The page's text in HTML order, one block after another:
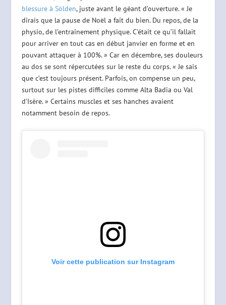
blessure à Sölden, juste avant le géant d’ouverture. « Je
dirais que la pause de Noël a fait du bien. Du repos, de la
physio, de l’entraînement physique. C’était ce qu’il fallait
pour arriver en tout cas en début janvier en forme et en
pouvant attaquer à 100%. » Car en décembre, ses douleurs
au dos se sont répercutées sur le reste du corps. « Je sais
que c’est toujours présent. Parfois, on compense un peu,
surtout sur les pistes difficiles comme Alta Badia ou Val
d’Isère. » Certains muscles et ses hanches avaient
notamment besoin de repos.
Voir cette publication sur Instagram